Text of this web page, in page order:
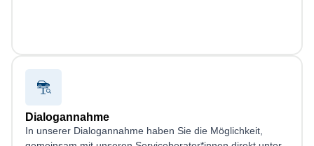
Dialogannahme
In unserer Dialogannahme haben Sie die Möglichkeit,